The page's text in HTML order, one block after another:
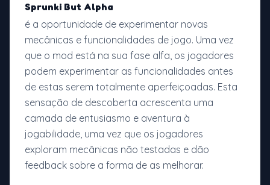
Sprunki But Alpha
é a oportunidade de experimentar novas
mecânicas e funcionalidades de jogo. Uma vez
que o mod está na sua fase alfa, os jogadores
podem experimentar as funcionalidades antes
de estas serem totalmente aperfeiçoadas. Esta
sensação de descoberta acrescenta uma
camada de entusiasmo e aventura à
jogabilidade, uma vez que os jogadores
exploram mecânicas não testadas e dão
feedback sobre a forma de as melhorar.